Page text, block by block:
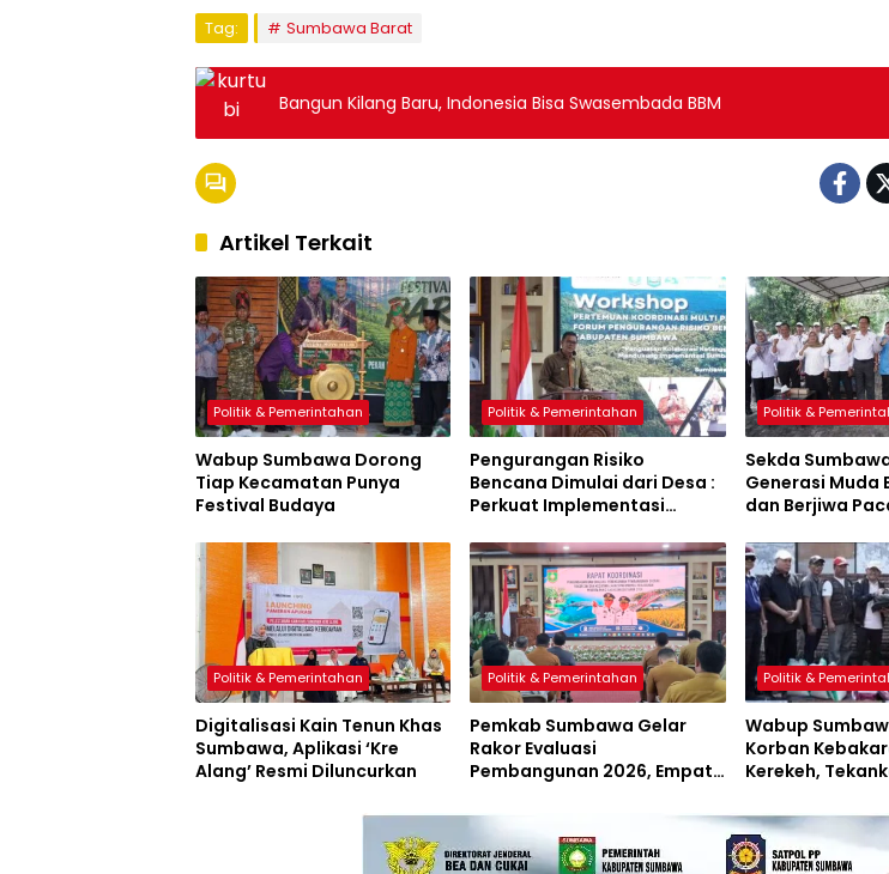
Tag: Sumbawa Barat
Bangun Kilang Baru, Indonesia Bisa Swasembada BBM
Artikel Terkait
Politik & Pemerintahan
Wabup Sumbawa Dorong
Tiap Kecamatan Punya
Festival Budaya
Politik & Pemerintahan
Pengurangan Risiko
Bencana Dimulai dari Desa :
Perkuat Implementasi
Politik &
Sekda
Generasi Muda
dan Berjiwa
Politik & Pemerintahan
Digitalisasi Kain Tenun Khas
Sumbawa, Aplikasi ‘Kre
Alang’ Resmi Diluncurkan
Politik & Pemerintahan
Pemkab Sumbawa Gelar
Rakor Evaluasi
Pembangunan 2026, Empat
Resmi Diluncurkan
Politik &
Wabup
Korban
Kerekeh,